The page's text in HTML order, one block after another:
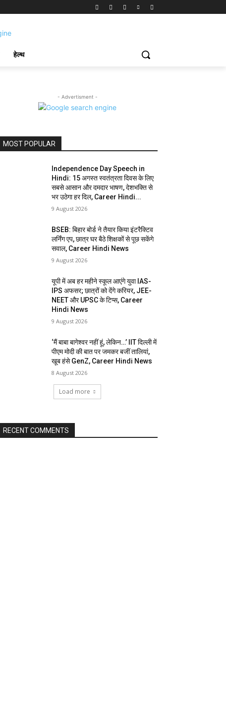
हेल्थ
- Advertisment -
MOST POPULAR
Independence Day Speech in
Hindi: 15 अगस्त स्वतंत्रता दिवस के लिए
सबसे आसान और दमदार भाषण, देशभक्ति से
भर उठेगा हर दिल, Career Hindi...
9 August 2026
BSEB: बिहार बोर्ड ने तैयार किया इंटरैक्टिव
लर्निंग एप, छात्र घर बैठे शिक्षकों से पूछ सकेंगे
सवाल, Career Hindi News
9 August 2026
यूपी में अब हर महीने स्कूल आएंगे युवा IAS-
IPS अफसर; छात्रों को देंगे करियर, JEE-
NEET और UPSC के टिप्स, Career
Hindi News
9 August 2026
‘मैं बाबा बागेश्वर नहीं हूं, लेकिन…’ IIT दिल्ली में
पीएम मोदी की बात पर जमकर बजीं तालियां,
खूब हंसे GenZ, Career Hindi News
8 August 2026
Load more
RECENT COMMENTS